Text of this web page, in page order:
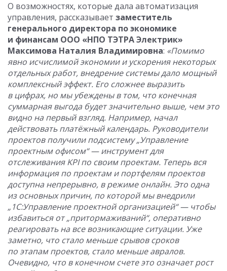
О возможностях, которые дала автоматизация
управления, рассказывает заместитель
генерального директора по экономике
и финансам ООО «НПО ТЭТРА Электрик»
Максимова Наталия Владимировна: «Помимо
явно исчислимой экономии и ускорения некоторых
отдельных работ, внедрение системы дало мощный
комплексный эффект. Его сложнее выразить
в цифрах, но мы убеждены в том, что конечная
суммарная выгода будет значительно выше, чем это
видно на первый взгляд. Например, начал
действовать платёжный календарь. Руководители
проектов получили подсистему „Управление
проектным офисом“ — инструмент для
отслеживания KPI по своим проектам. Теперь вся
информация по проектам и портфелям проектов
доступна непрерывно, в режиме онлайн. Это одна
из основных причин, по которой мы внедрили
„1С:Управление проектной организацией“ — чтобы
избавиться от „притормаживаний“, оперативно
реагировать на все возникающие ситуации. Уже
заметно, что стало меньше срывов сроков
по этапам проектов, стало меньше авралов.
Очевидно, что в конечном счете это означает рост